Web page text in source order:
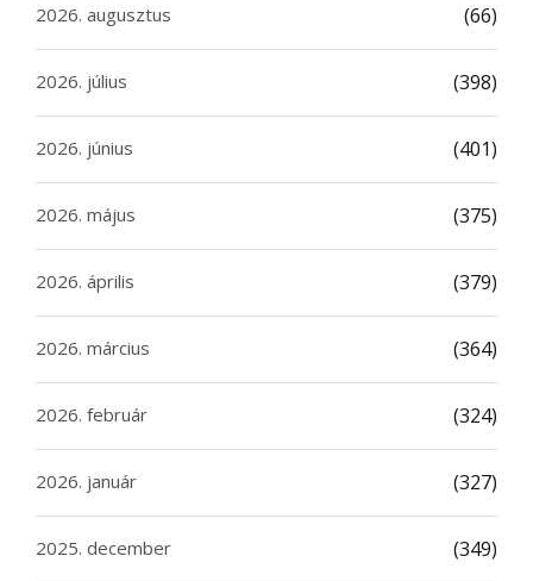
2026. augusztus (66)
2026. július (398)
2026. június (401)
2026. május (375)
2026. április (379)
2026. március (364)
2026. február (324)
2026. január (327)
2025. december (349)